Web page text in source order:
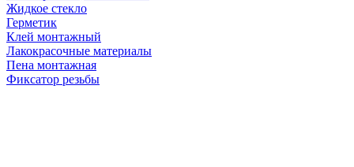
Жидкое стекло
Герметик
Клей монтажный
Лакокрасочные материалы
Пена монтажная
Фиксатор резьбы